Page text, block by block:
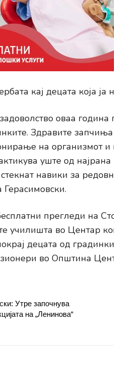
кај децата која ја
оваа
Здравите
на организмот и
уште од
навики за
Герасимовски.
прегледи на
училишта во Центар
децата од
во Општина
Утре започнува
на „Ленинова“